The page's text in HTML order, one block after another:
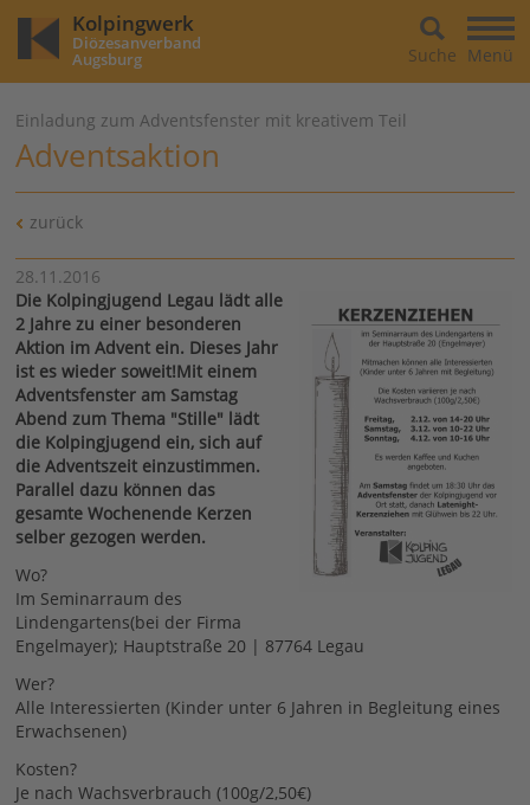
Kolpingwerk
Diözesanverband
Augsburg Menü
Suche
Einladung zum Adventsfenster mit kreativem Teil
Adventsaktion
zurück
28.11.2016
Die Kolpingjugend Legau lädt alle
2 Jahre zu einer besonderen
Aktion im Advent ein. Dieses Jahr
ist es wieder soweit!Mit einem
Adventsfenster am Samstag
Abend zum Thema "Stille" lädt
die Kolpingjugend ein, sich auf
die Adventszeit einzustimmen.
Parallel dazu können das
gesamte Wochenende Kerzen
selber gezogen werden.
Wo?
Im Seminarraum des
Lindengartens(bei der Firma
Engelmayer); Hauptstraße 20 | 87764 Legau
Wer?
Alle Interessierten (Kinder unter 6 Jahren in Begleitung eines
Erwachsenen)
Kosten?
Je nach Wachsverbrauch (100g/2,50€)